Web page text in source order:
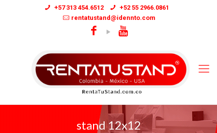
+57 313 454.6512
+52 55 2966.0861
rentatustand@idennto.com
stand 12x12